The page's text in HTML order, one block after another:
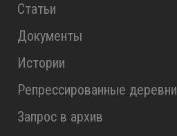
Статьи
Документы
Истории
Репрессированные деревни
Запрос в архив